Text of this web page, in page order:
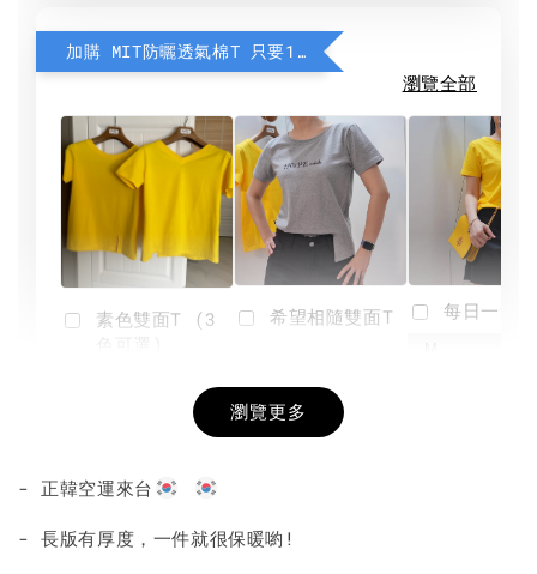
加購 MIT防曬透氣棉T 只要190元
瀏覽全部
素色雙面T (3
+
希望相隨雙面T
NT$ 190
-
每日一笑
瀏覽更多
- 正韓空運來台
- 長版有厚度，一件就很保暖喲!